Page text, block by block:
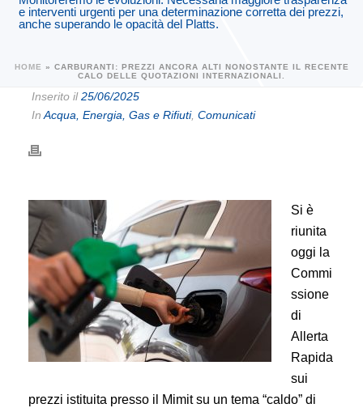
e interventi urgenti per una determinazione corretta dei prezzi,
anche superando le opacità del Platts.
HOME » CARBURANTI: PREZZI ANCORA ALTI NONOSTANTE IL RECENTE
CALO DELLE QUOTAZIONI INTERNAZIONALI.
Inserito il25/06/2025
In Acqua, Energia, Gas e Rifiuti, Comunicati
Si è
riunita
oggi la
Commi
ssione
di
Allerta
Rapida
sui
prezzi istituita presso il Mimit su un tema “caldo” di